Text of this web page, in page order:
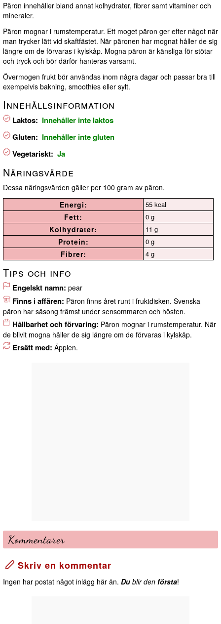
Päron innehåller bland annat kolhydrater, fibrer samt vitaminer och
mineraler.
Päron mognar i rumstemperatur. Ett moget päron ger efter något när
man trycker lätt vid skaftfästet. När päronen har mognat håller de sig
längre om de förvaras i kylskåp. Mogna päron är känsliga för stötar
och tryck och bör därför hanteras varsamt.
Övermogen frukt bör användas inom några dagar och passar bra till
exempelvis bakning, smoothies eller sylt.
Innehållsinformation
Laktos: Innehåller inte laktos
Gluten: Innehåller inte gluten
Vegetariskt: Ja
Näringsvärde
Dessa näringsvärden gäller per 100 gram av päron.
Energi:
55 kcal
Fett: 0 g
Kolhydrater: 11 g
Protein: 0 g
Fibrer: 4 g
Tips och info
Engelskt namn: pear
Finns i affären: Päron finns året runt i fruktdisken. Svenska
päron har säsong främst under sensommaren och hösten.
Hållbarhet och förvaring: Päron mognar i rumstemperatur. När
de blivit mogna håller de sig längre om de förvaras i kylskåp.
Ersätt med: Äpplen.
Kommentarer
Skriv en kommentar
Ingen har postat något inlägg här än. Du blir den första!